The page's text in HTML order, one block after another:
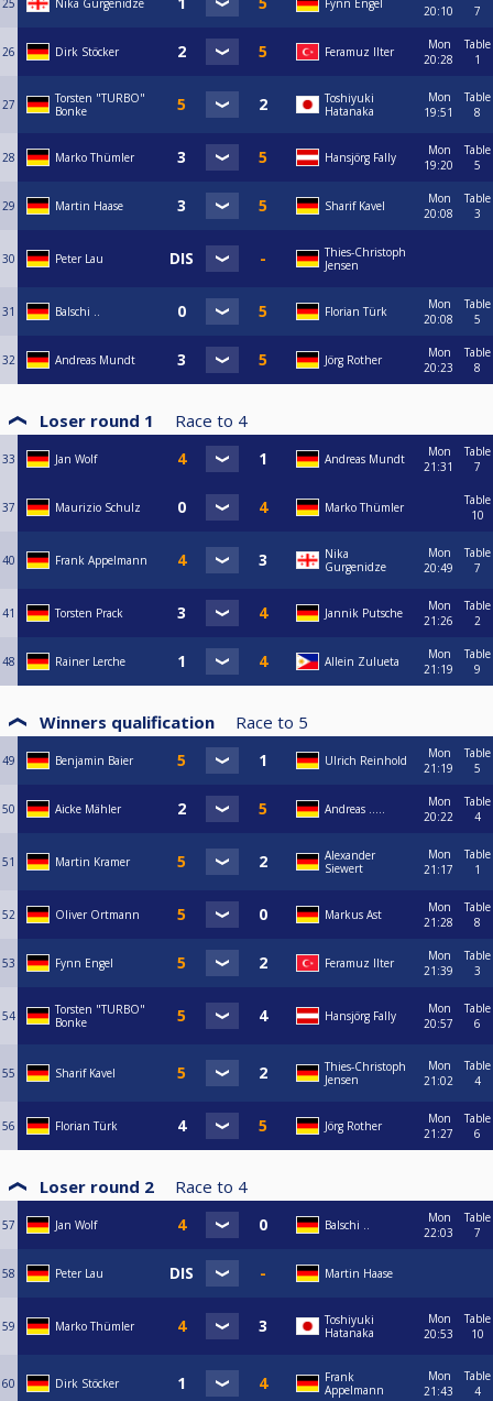
25 Nika Gurgenidze Fynn Engel
20:10
7
26 Dirk Stöcker Feramuz Ilter
Mon
20:28
Table
1
27
Torsten "TURBO"
Bonke
Toshiyuki
Hatanaka
Mon
19:51
Table
8
28 Marko Thümler Hansjörg Fally
Mon
19:20
Table
5
29 Martin Haase Sharif Kavel
Mon
20:08
Table
3
30 Peter Lau
Thies-Christoph
Jensen
31 Balschi .. Florian Türk
Mon
20:08
Table
5
32 Andreas Mundt Jörg Rother
Mon
20:23
Table
8
Loser round 1 Race to 4
33 Jan Wolf Andreas Mundt
Mon
21:31
Table
7
37 Maurizio Schulz Marko Thümler
Table
10
40 Frank Appelmann
Nika
Gurgenidze
Mon
20:49
Table
7
41 Torsten Prack Jannik Putsche
Mon
21:26
Table
2
48 Rainer Lerche Allein Zulueta
Mon
21:19
Table
9
Winners qualification Race to 5
49 Benjamin Baier Ulrich Reinhold
Mon
21:19
Table
5
50 Aicke Mähler Andreas …..
Mon
20:22
Table
4
51 Martin Kramer
Alexander
Siewert
Mon
21:17
Table
1
52 Oliver Ortmann Markus Ast
Mon
21:28
Table
8
53 Fynn Engel Feramuz Ilter
Mon
21:39
Table
3
54
Torsten "TURBO"
Bonke
Hansjörg Fally
Mon
20:57
Table
6
55 Sharif Kavel
Thies-Christoph
Jensen
Mon
21:02
Table
4
56 Florian Türk Jörg Rother
Mon
21:27
Table
6
Loser round 2 Race to 4
57 Jan Wolf Balschi ..
Mon
22:03
Table
7
58 Peter Lau Martin Haase
59 Marko Thümler
Toshiyuki
Hatanaka
Mon
20:53
Table
10
60 Dirk Stöcker
Frank
Appelmann
Mon
21:43
Table
4